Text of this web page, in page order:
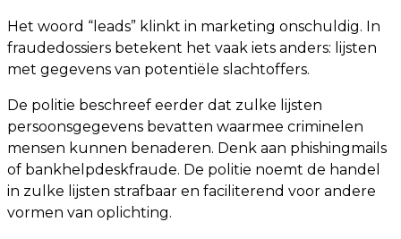
Het woord “leads” klinkt in marketing onschuldig. In
fraudedossiers betekent het vaak iets anders: lijsten
met gegevens van potentiële slachtoffers.
De politie beschreef eerder dat zulke lijsten
persoonsgegevens bevatten waarmee criminelen
mensen kunnen benaderen. Denk aan phishingmails
of bankhelpdeskfraude. De politie noemt de handel
in zulke lijsten strafbaar en faciliterend voor andere
vormen van oplichting.